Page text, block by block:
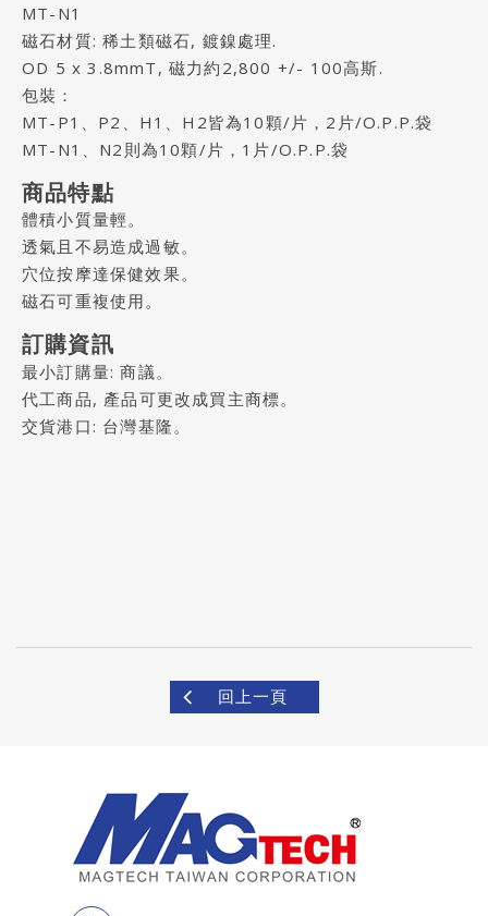
MT-N1
磁石材質: 稀土類磁石, 鍍鎳處理.
OD 5 x 3.8mmT, 磁力約2,800 +/- 100高斯.
包裝：
MT-P1、P2、H1、H2皆為10顆/片，2片/O.P.P.袋
MT-N1、N2則為10顆/片，1片/O.P.P.袋
商品特點
體積小質量輕。
透氣且不易造成過敏。
穴位按摩達保健效果。
磁石可重複使用。
訂購資訊
最小訂購量: 商議。
代工商品, 產品可更改成買主商標。
交貨港口: 台灣基隆。
回上一頁